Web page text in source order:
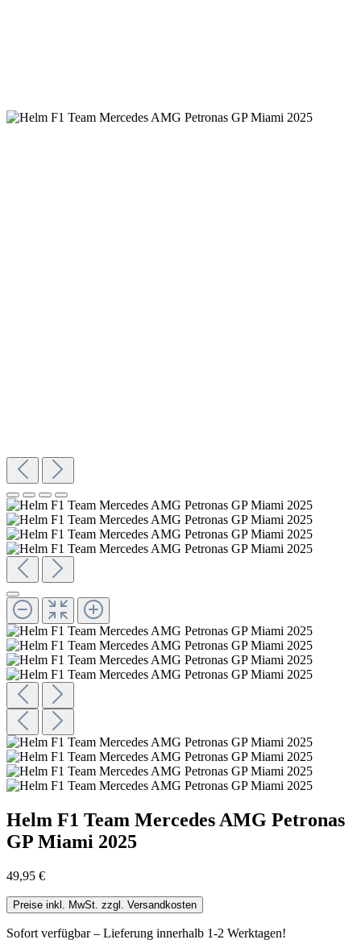
Helm F1 Team Mercedes AMG Petronas
GP Miami 2025
49,95 €
Preise inkl. MwSt. zzgl. Versandkosten
Sofort verfügbar – Lieferung innerhalb 1-2 Werktagen!